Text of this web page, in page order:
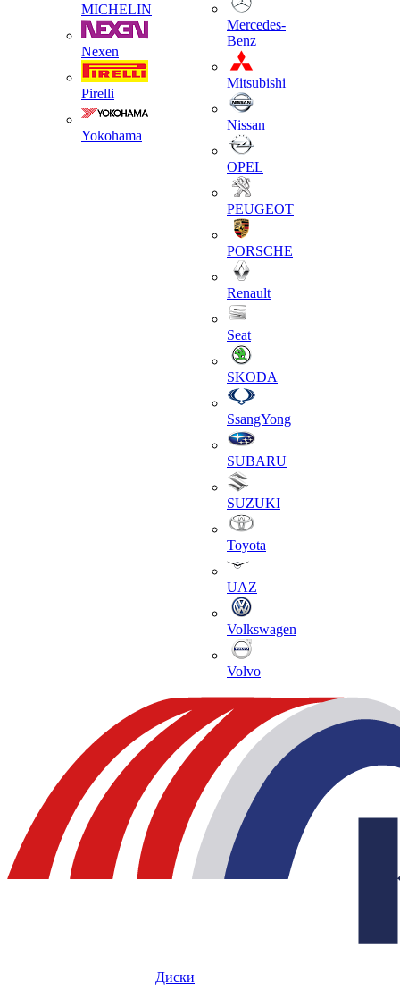
MICHELIN
Nexen
Pirelli
Yokohama
Mercedes-
Benz
Mitsubishi
Nissan
OPEL
PEUGEOT
PORSCHE
Renault
Seat
SKODA
SsangYong
SUBARU
SUZUKI
Toyota
UAZ
Volkswagen
Volvo
Диски